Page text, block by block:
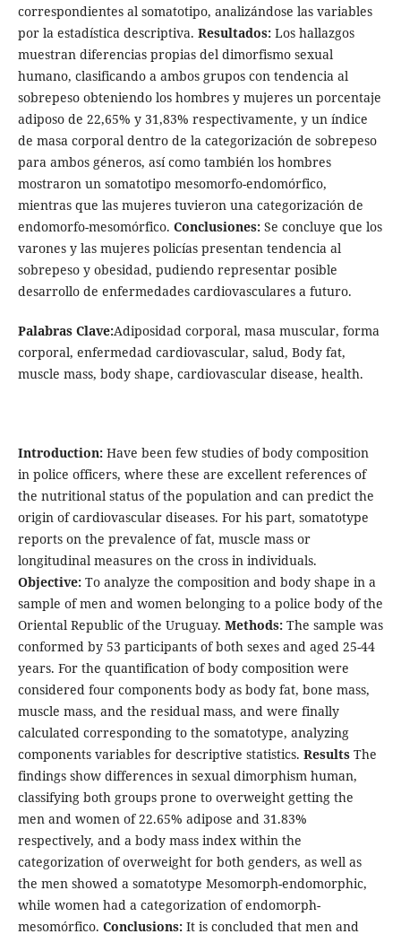
correspondientes al somatotipo, analizándose las variables
por la estadística descriptiva. Resultados:Los hallazgos
muestran diferencias propias del dimorfismo sexual
humano, clasificando a ambos grupos con tendencia al
sobrepeso obteniendo los hombres y mujeres un porcentaje
adiposo de 22,65% y 31,83% respectivamente, y un índice
de masa corporal dentro de la categorización de sobrepeso
para ambos géneros, así como también los hombres
mostraron un somatotipo mesomorfo-endomórfico,
mientras que las mujeres tuvieron una categorización de
endomorfo-mesomórfico. Conclusiones:Se concluye que los
varones y las mujeres policías presentan tendencia al
sobrepeso y obesidad, pudiendo representar posible
desarrollo de enfermedades cardiovasculares a futuro.
Palabras Clave:Adiposidad corporal, masa muscular, forma
corporal, enfermedad cardiovascular, salud, Body fat,
muscle mass, body shape, cardiovascular disease, health.
Introduction:Have been few studies of body composition
in police officers, where these are excellent references of
the nutritional status of the population and can predict the
origin of cardiovascular diseases. For his part, somatotype
reports on the prevalence of fat, muscle mass or
longitudinal measures on the cross in individuals.
Objective:To analyze the composition and body shape in a
sample of men and women belonging to a police body of the
Oriental Republic of the Uruguay. Methods: The sample was
conformed by 53 participants of both sexes and aged 25-44
years. For the quantification of body composition were
considered four components body as body fat, bone mass,
muscle mass, and the residual mass, and were finally
calculated corresponding to the somatotype, analyzing
components variables for descriptive statistics. ResultsThe
findings show differences in sexual dimorphism human,
classifying both groups prone to overweight getting the
men and women of 22.65% adipose and 31.83%
respectively, and a body mass index within the
categorization of overweight for both genders, as well as
the men showed a somatotype Mesomorph-endomorphic,
while women had a categorization of endomorph-
mesomórfico. Conclusions: It is concluded that men and